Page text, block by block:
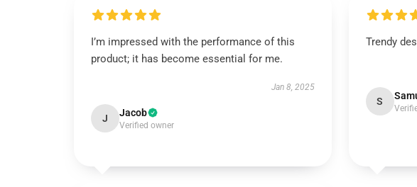
I’m impressed with the performance of this
product; it has become essential for me.
Jan 8, 2025
J Jacob
Verified owner
Trendy
S